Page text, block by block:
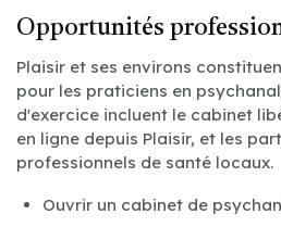
Opportunités
Plaisir et ses environs
pour les praticiens en
d'exercice incluent le cabinet
en ligne depuis Plaisir, et les
professionnels de santé locaux.
Ouvrir un cabinet de